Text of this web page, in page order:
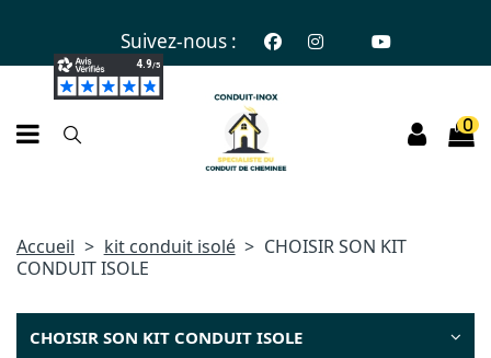
Suivez-nous :
0
Accueil kit conduit isolé
CHOISIR SON KIT
CONDUIT ISOLE
CHOISIR SON KIT CONDUIT ISOLE